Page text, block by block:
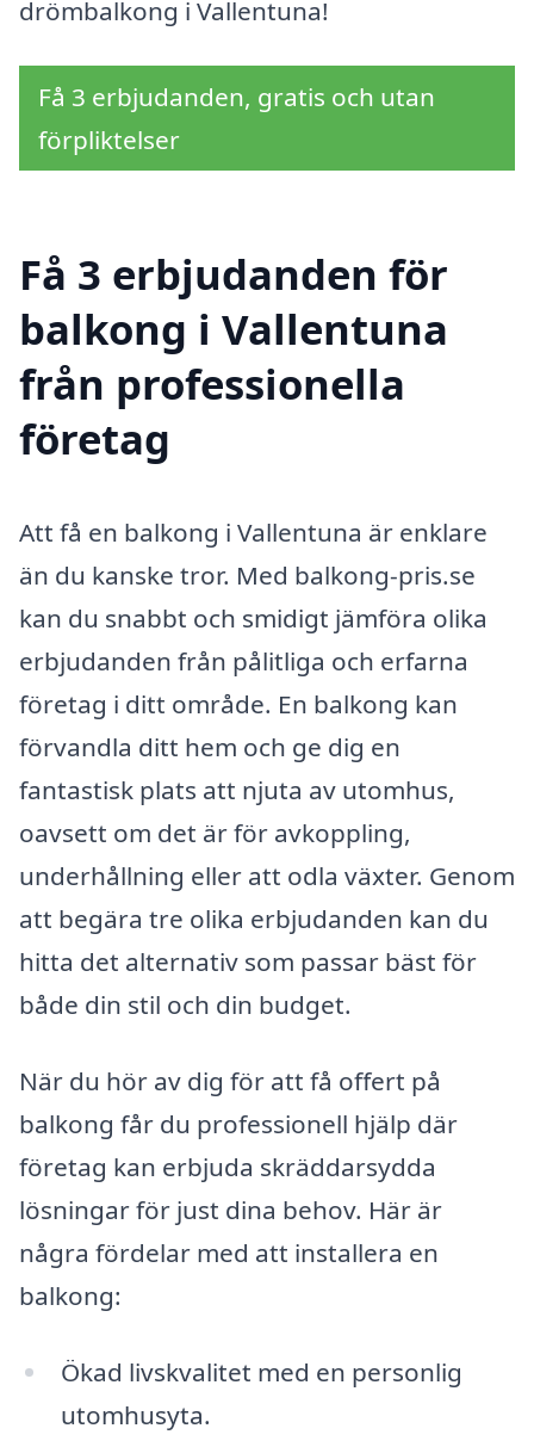
drömbalkong i Vallentuna!
Få 3 erbjudanden, gratis och utan
förpliktelser
Få 3 erbjudanden för
balkong i Vallentuna
från professionella
företag
Att få en balkong i Vallentuna är enklare
än du kanske tror. Med balkong-pris.se
kan du snabbt och smidigt jämföra olika
erbjudanden från pålitliga och erfarna
företag i ditt område. En balkong kan
förvandla ditt hem och ge dig en
fantastisk plats att njuta av utomhus,
oavsett om det är för avkoppling,
underhållning eller att odla växter. Genom
att begära tre olika erbjudanden kan du
hitta det alternativ som passar bäst för
både din stil och din budget.
När du hör av dig för att få offert på
balkong får du professionell hjälp där
företag kan erbjuda skräddarsydda
lösningar för just dina behov. Här är
några fördelar med att installera en
balkong:
Ökad livskvalitet med en personlig
utomhusyta.